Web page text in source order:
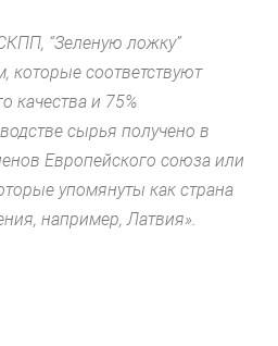
“Зеленую ложку”
которые соответствуют
качества и 75%
сырья получено в
Европейского союза или
упомянуты как страна
например, Латвия».